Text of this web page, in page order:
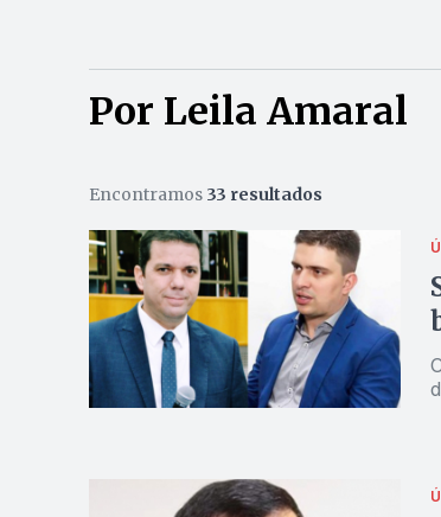
Por Leila Amaral
Encontramos 33 resultados